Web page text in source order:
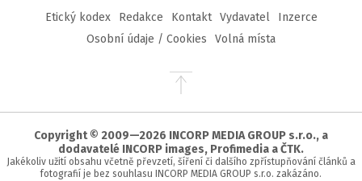
Etický kodex Redakce Kontakt Vydavatel
Inzerce
Osobní údaje / Cookies
Volná místa
Přejít
stránky
Copyright © 2009—2026 INCORP MEDIA GROUP s.r.o., a
dodavatelé INCORP images, Profimedia a ČTK.
Jakékoliv užití obsahu včetně převzetí, šíření či dalšího zpřístupňování článků a
fotografií je bez souhlasu INCORP MEDIA GROUP s.r.o. zakázáno.